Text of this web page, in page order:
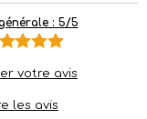
: 5/5
votre avis
les avis